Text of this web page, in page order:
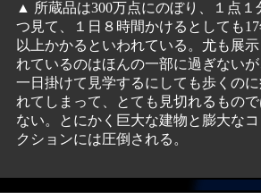
▲ 所蔵品は300万点にのぼり、１点１
つ見て、１日８時間かけるとしても
以上かかるといわれている。尤も展
れているのはほんの一部に過ぎない
一日掛けて見学するにしても歩くの
れてしまって、とても見切れるもの
ない。とにかく巨大な建物と膨大な
クションには圧倒される。